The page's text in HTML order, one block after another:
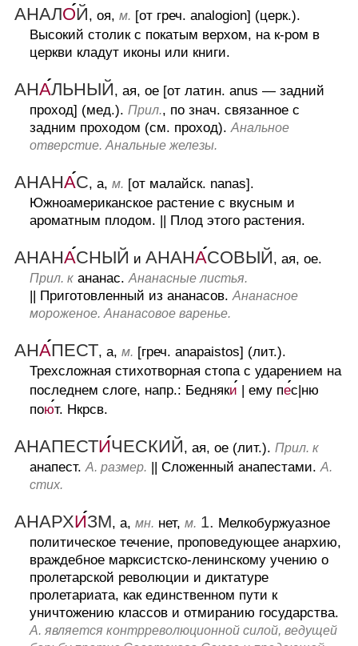
АНАЛОЙ, оя, м. [от греч. analogion] (церк.).
Высокий столик с покатым верхом, на к-ром в
церкви кладут иконы или книги.
АНАЛЬНЫЙ, ая, ое [от латин. anus — задний
проход] (мед.). Прил., по знач. связанное с
задним проходом (см. проход). Анальное
отверстие. Анальные железы.
АНАНАС, а, м. [от малайск. nanas].
Южноамериканское растение с вкусным и
ароматным плодом.
Плод этого растения.
АНАНАСНЫЙ и АНАНАСОВЫЙ, ая, ое.
Прил. к ананас. Ананасные листья.
Приготовленный из ананасов. Ананасное
мороженое. Ананасовое варенье.
АНАПЕСТ, а, м. [греч. anapaistos] (лит.).
Трехсложная стихотворная стопа с ударением на
последнем слоге, напр.: Бедняки | ему пес|ню
поют. Нкрсв.
АНАПЕСТИЧЕСКИЙ, ая, ое (лит.). Прил. к
анапест. А. размер. Сложенный анапестами. А.
стих.
АНАРХИЗМ, а, мн. нет, м. 1. Мелкобуржуазное
политическое течение, проповедующее анархию,
враждебное марксистско-ленинскому учению о
пролетарской революции и диктатуре
пролетариата, как единственном пути к
уничтожению классов и отмиранию государства.
А. является контрреволюционной силой, ведущей